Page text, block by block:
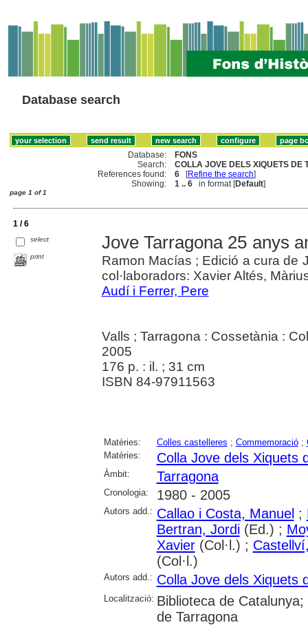
Database search
Database:
FONS
Search:
COLLA JOVE DELS XIQUETS DE
References found:
6 [Refine the search]
Showing:
1 .. 6 in format [Default]
page 1 of 1
1 / 6
select
print
Jove Tarragona 25 anys
Ramon Macías ; Edició a cura de
col·laboradors: Xavier Altés,
Audí i Ferrer, Pere
Valls ; Tarragona : Cossetània :
2005
176 p. : il. ; 31 cm
ISBN 84-97911563
Matèries: Colles castelleres ; Commemoració;
Matèries:
Colla Jove dels Xiquets
Àmbit: Tarragona
Cronologia: 1980 - 2005
Autors add.: Callao i Costa, Manuel ;
Bertran, Jordi(Ed.) ;
Xavier(Col·l.) ;
(Col·l.)
Autors add.: Colla Jove dels Xiquets
Localització: Biblioteca de
de Tarragona